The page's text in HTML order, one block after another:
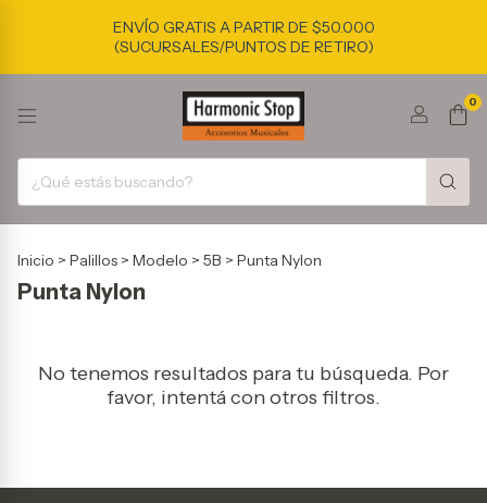
ENVÍO GRATIS A PARTIR DE $50.000
(SUCURSALES/PUNTOS DE RETIRO)
0
Inicio > Palillos > Modelo > 5B > Punta Nylon
Punta Nylon
No tenemos resultados para tu búsqueda. Por
favor, intentá con otros filtros.